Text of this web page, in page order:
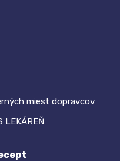
miest dopravcov
LEKÁREŇ